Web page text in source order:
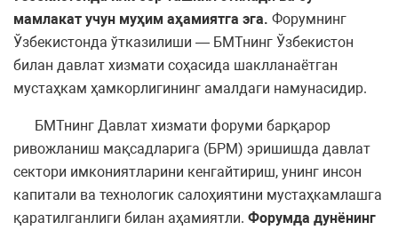
мамлакат учун муҳим аҳамиятга эга. Форумнинг
Ўзбекистонда ўтказилиши — БМТнинг Ўзбекистон
билан давлат хизмати соҳасида шаклланаётган
мустаҳкам ҳамкорлигининг амалдаги намунасидир.
БМТнинг Давлат хизмати форуми барқарор
ривожланиш мақсадларига (БРМ) эришишда давлат
сектори имкониятларини кенгайтириш, унинг инсон
капитали ва технологик салоҳиятини мустаҳкамлашга
қаратилганлиги билан аҳамиятли. Форумда дунёнинг